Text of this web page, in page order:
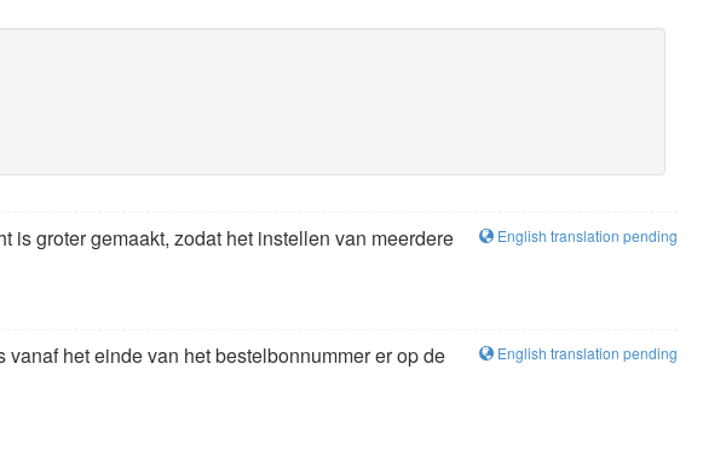
English translation pending
is groter gemaakt, zodat het instellen van meerdere
English translation pending
het einde van het bestelbonnummer er op de